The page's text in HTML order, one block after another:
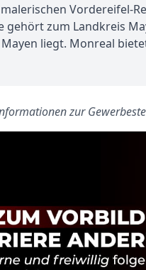
Vordereifel-
gehört zum Landkreis
liegt. Monreal
zur